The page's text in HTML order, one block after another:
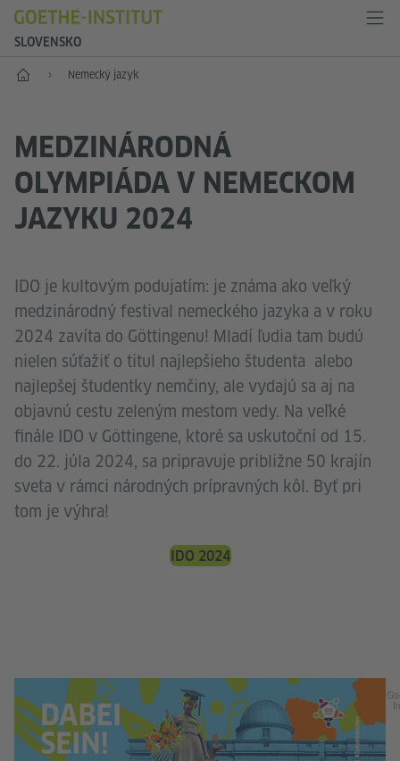
SLOVENSKO
Štart Nemecký jazyk
MEDZINÁRODNÁ
OLYMPIÁDA V NEMECKOM
JAZYKU 2024
IDO je kultovým podujatím: je známa ako veľký
medzinárodný festival nemeckého jazyka a v roku
2024 zavíta do Göttingenu! Mladí ľudia tam budú
nielen súťažiť o titul najlepšieho študenta alebo
najlepšej študentky nemčiny, ale vydajú sa aj na
objavnú cestu zeleným mestom vedy. Na veľké
finále IDO v Göttingene, ktoré sa uskutoční od 15.
do 22. júla 2024, sa pripravuje približne 50 krajín
sveta v rámci národných prípravných kôl. Byť pri
tom je výhra!
IDO 2024